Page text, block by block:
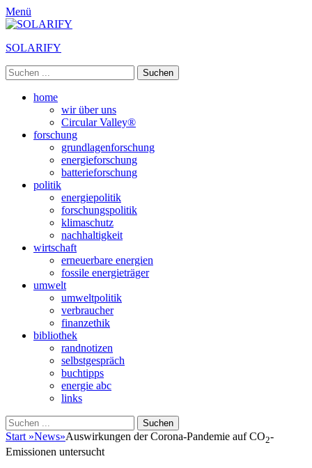
Menü
SOLARIFY
Suchen
nach:
Primäres
Zum
home
wir über uns
Circular Valley®
forschung
grundlagenforschung
energieforschung
batterieforschung
politik
energiepolitik
forschungspolitik
klimaschutz
nachhaltigkeit
wirtschaft
erneuerbare energien
fossile energieträger
umwelt
umweltpolitik
verbraucher
finanzethik
bibliothek
randnotizen
selbstgespräch
buchtipps
energie abc
links
Suchen
Suchen
nach:
Start »News»Auswirkungen der Corona-Pandemie auf CO2-
Emissionen untersucht